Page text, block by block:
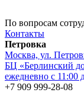
По вопросам
Контакты
Петровка
Москва, ул.
БЦ «Берлинский
ежедневно с 11:00
+7 909 999-28-08